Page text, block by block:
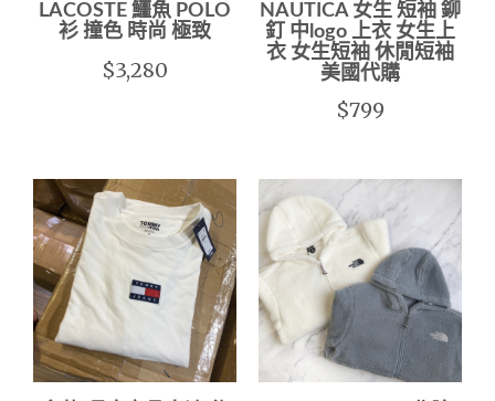
LACOSTE 鱷魚 POLO
衫 撞色 時尚 極致
$3,280
NAUTICA 女生 短袖 鉚
釘 中logo 上衣 女生上
衣 女生短袖 休閒短袖
美國代購
$799